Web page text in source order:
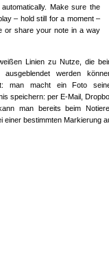
Make sure the
– hold still for a moment –
or share your note in a way
Linien zu Nutze, die
werden
man macht ein Foto
speichern: per E-Mail,
man bereits beim
einer bestimmten Markierung